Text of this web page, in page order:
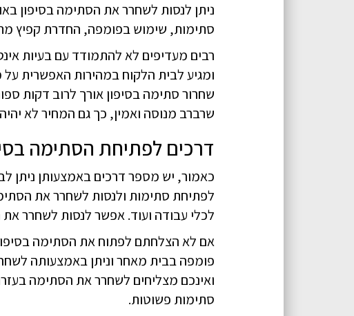
ניתן לנסות לשחרר את הסתימה בסיפון
סתימות, שימוש בפומפה, החדרת קפיץ
רבים מעדיפים לא להתמודד עם בעיות
ומגיע לבית הלקוח במהירות האפשרית
שחרור סתימה בסיפון אורך לרוב דקות
שרברב מנוסה ואמין, כך גם המחיר לא
דרכים לפתיחת הסתימה
כאמור, יש מספר דרכים באמצעותן ניתן
לפתיחת סתימות ולנסות לשחרר את
לכלי עבודה ועוד. אפשר לנסות לשחרר
אם לא הצלחתם לפתוח את הסתימה
פומפה בבית מאחר וניתן באמצעותה
ואינכם מצליחים לשחרר את הסתימה
סתימות פשוטות.